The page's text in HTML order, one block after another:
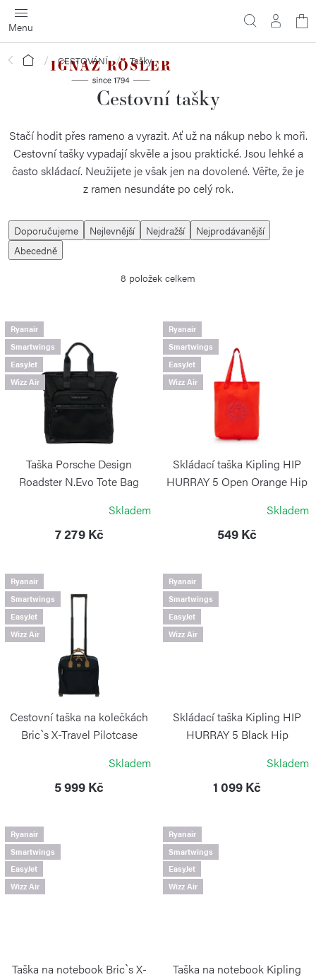
Přejít
na
obsah
Domů CESTOVÁNÍ Tašky
Cestovní tašky
Stačí hodit přes rameno a vyrazit. Ať už na nákup nebo k moři.
Cestovní tašky vypadají skvěle a jsou praktické. Jsou lehké a
často skládací. Neužijete je však jen na dovolené. Věřte, že je
z ramen nesundáte po celý rok.
Ř
a
z
í
p
r
o
Doporučujeme Nejlevnější Nejdražší
Nejprodávanější
Abecedně
8 položek celkem
V
ý
p
i
t
ů
Ryanair
Smartwings
EasyJet
Wizz Air
Taška Porsche Design
Roadster N.Evo Tote Bag
PORSCHE DESIGNSkladem
7 279 Kč
Ryanair
Smartwings
EasyJet
Wizz Air
Skládací taška Kipling HIP
HURRAY 5 Open Orange Hip
Skladem
549 Kč
Ryanair
Smartwings
EasyJet
Wizz Air
Cestovní taška na kolečkách
Bric`s X-Travel Pilotcase
Skladem
5 999 Kč
Ryanair
Smartwings
EasyJet
Wizz Air
Skládací taška Kipling HIP
HURRAY 5 Black Hip
Skladem
1 099 Kč
Ryanair
Smartwings
EasyJet
Wizz Air
Taška na notebook Bric`s X-
Ryanair
Smartwings
EasyJet
Wizz Air
Taška na notebook Kipling